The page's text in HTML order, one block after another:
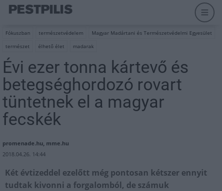
Fókuszban természetvédelem
Magyar Madártani és Természetvédelmi Egyesület
természet
élhető élet madarak
Évi ezer tonna kártevő és
betegséghordozó rovart
tüntetnek el a magyar
fecskék
promenade.hu, mme.hu
2018.04.26. 14:44
Két évtizeddel ezelőtt még pontosan kétszer ennyit
tudtak kivonni a forgalomból, de számuk